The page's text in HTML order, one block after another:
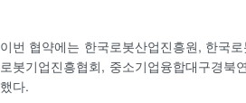
이번 협약에는 한국로봇산업진흥원, 한국
로봇기업진흥협회, 중소기업융합대구경북
했다.